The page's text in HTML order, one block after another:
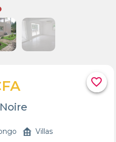
favorite_border
Villas